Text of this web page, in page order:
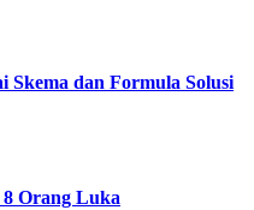
Skema dan Formula Solusi
Orang Luka